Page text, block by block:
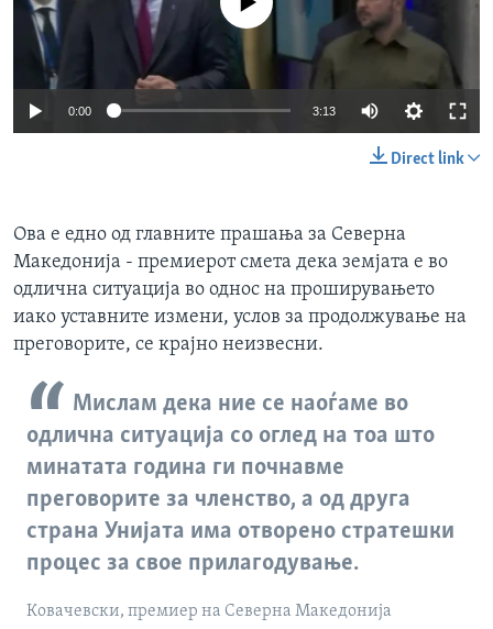
0:00 3:13
Direct link
Ова е едно од главните прашања за Северна
Македонија - премиерот смета дека земјата е во
одлична ситуација во однос на проширувањето
иако уставните измени, услов за продолжување на
преговорите, се крајно неизвесни.
Мислам дека ние се наоѓаме во
одлична ситуација со оглед на тоа што
минатата година ги почнавме
преговорите за членство, а од друга
страна Унијата има отворено стратешки
процес за свое прилагодување.
Ковачевски, премиер на Северна Македонија